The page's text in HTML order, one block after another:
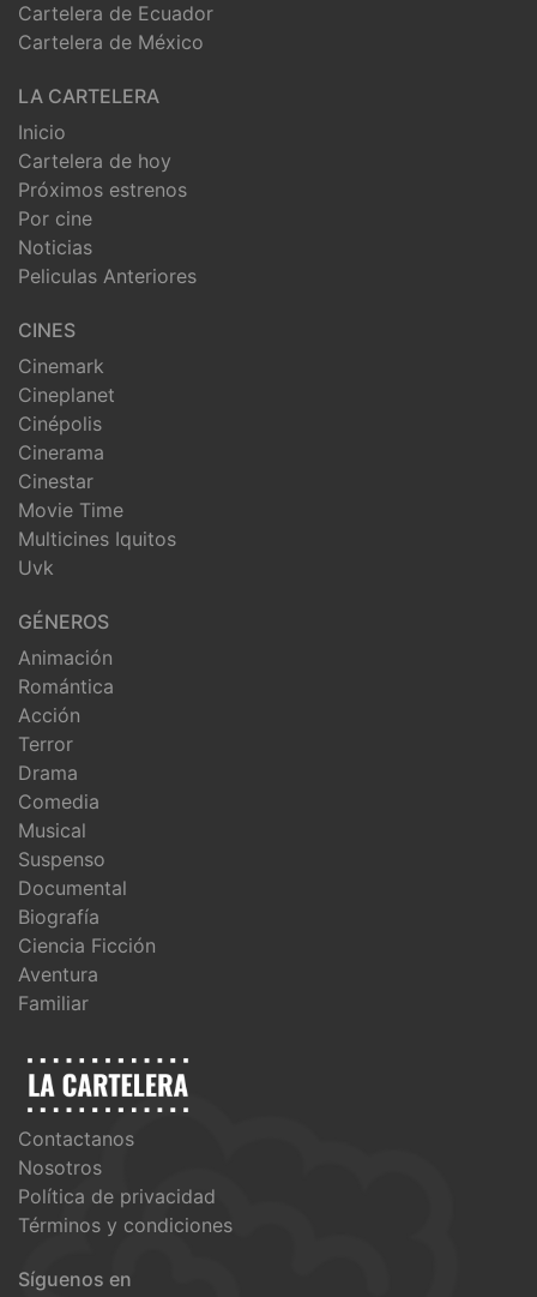
Cartelera de Ecuador
Cartelera de México
LA CARTELERA
Inicio
Cartelera de hoy
Próximos estrenos
Por cine
Noticias
Peliculas Anteriores
CINES
Cinemark
Cineplanet
Cinépolis
Cinerama
Cinestar
Movie Time
Multicines Iquitos
Uvk
GÉNEROS
Animación
Romántica
Acción
Terror
Drama
Comedia
Musical
Suspenso
Documental
Biografía
Ciencia Ficción
Aventura
Familiar
Contactanos
Nosotros
Política de privacidad
Términos y condiciones
Síguenos en